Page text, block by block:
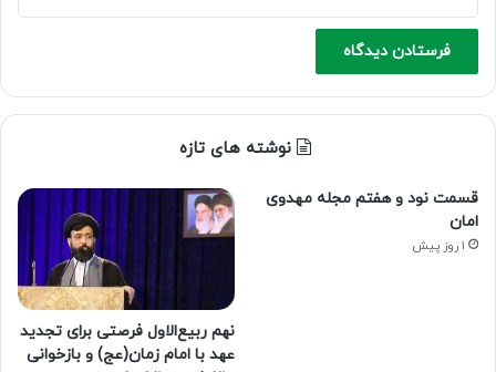
نوشته های تازه
قسمت نود و هفتم مجله مهدوی
امان
1 روز پیش
نهم ربیع‌الاول فرصتی برای تجدید
عهد با امام زمان(عج) و بازخوانی